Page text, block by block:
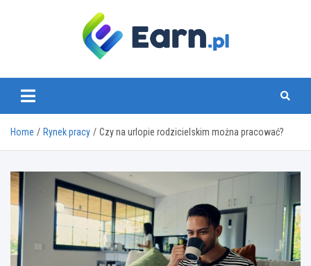
www.earn.pl
Home Rynek pracy Czy na urlopie rodzicielskim można pracować?